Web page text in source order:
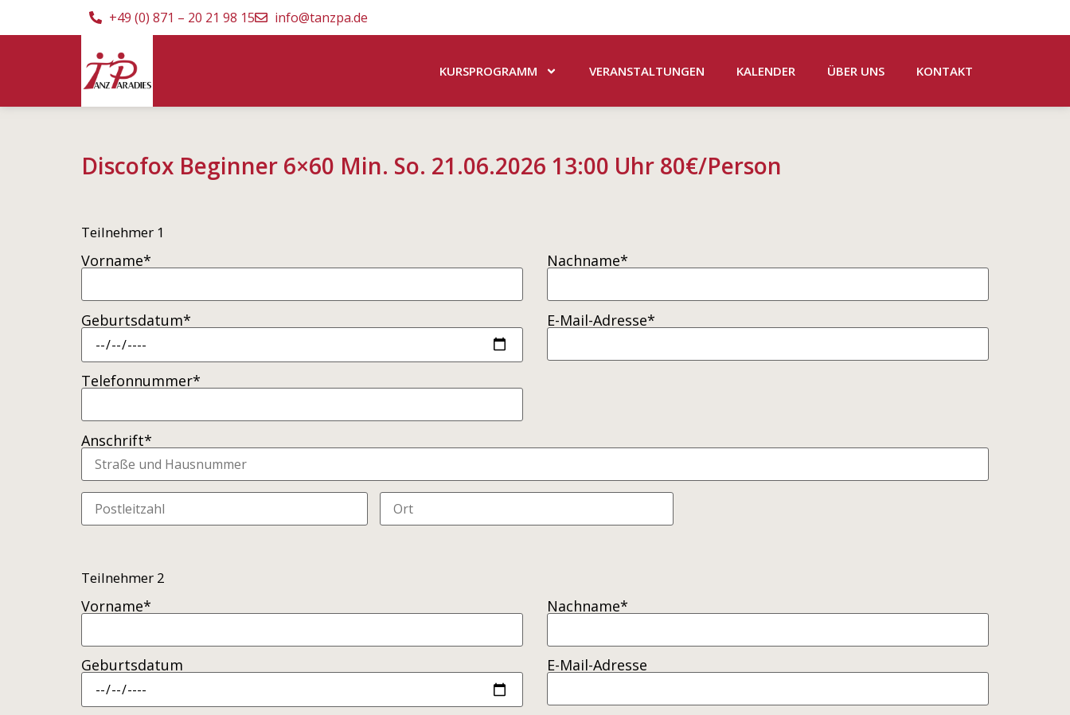
+49 (0) 871 – 20 21 98 15 info@tanzpa.de
KURSPROGRAMM VERANSTALTUNGEN KALENDER ÜBER UNS KONTAKT
Discofox Beginner 6×60 Min. So. 21.06.2026 13:00 Uhr 80€/Person
Teilnehmer 1
Vorname* Nachname*
Geburtsdatum* E-Mail-Adresse*
Telefonnummer*
Anschrift*
Teilnehmer 2
Vorname* Nachname*
Geburtsdatum E-Mail-Adresse